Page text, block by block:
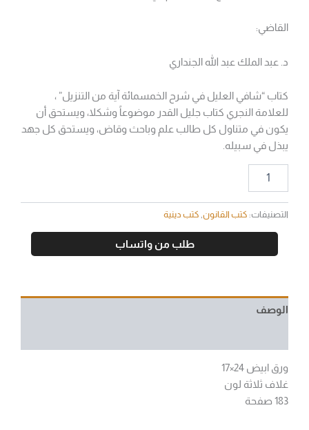
القاضي:
د. عبد الملك عبد الله الجنداري
كتاب “شافي العليل في شرح الخمسمائة آية من التنزيل” ،
للعلامة النجري كتاب جليل القدر موضوعاً وشكلا، ويستحق أن
يكون في متناول كل طالب علم وباحث وقاض، ويستحق كل جهد
يبذل في سبيله.
التصنيفات: كتب القانون, كتب دينية
طلب من واتساب
الوصف
ورق ابيض 24×17
غلاف ثلاثة لون
183 صفحة